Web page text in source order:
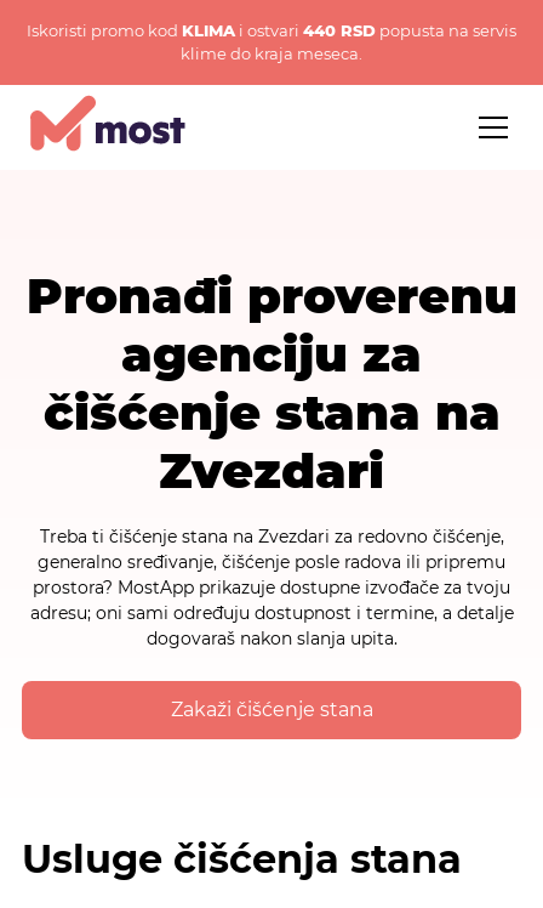
Iskoristi promo kod KLIMA i ostvari 440 RSD popusta na servis
klime do kraja meseca.
Pronađi proverenu
agenciju za
čišćenje stana na
Zvezdari
Treba ti čišćenje stana na Zvezdari za redovno čišćenje,
generalno sređivanje, čišćenje posle radova ili pripremu
prostora? MostApp prikazuje dostupne izvođače za tvoju
adresu; oni sami određuju dostupnost i termine, a detalje
dogovaraš nakon slanja upita.
Zakaži čišćenje stana
Usluge čišćenja stana